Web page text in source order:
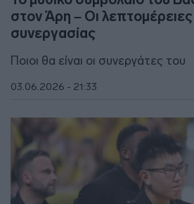
στον Άρη – Οι
συνεργασίας
Ποιοι θα είναι οι συνεργάτες του
03.06.2026 - 21:33